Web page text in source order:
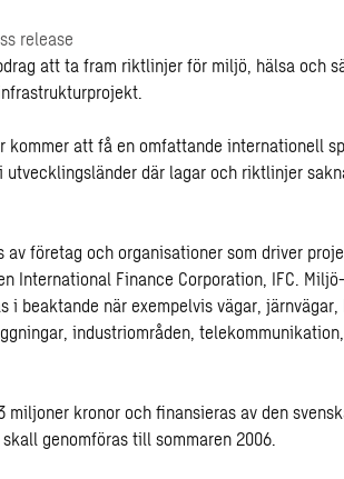
release
att ta fram riktlinjer för miljö, hälsa och
kommer att få en omfattande internationell
där lagar och riktlinjer
av företag och organisationer som driver
International Finance Corporation, IFC.
i beaktande när exempelvis vägar,
industriområden,
miljoner kronor och finansieras av den
genomföras till sommaren 2006.